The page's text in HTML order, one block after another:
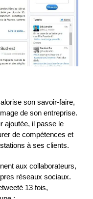
son savoir-faire,
de son entreprise.
ajoutée, il passe le
de compétences et
à ses clients.
aux collaborateurs,
réseaux sociaux.
13 fois,